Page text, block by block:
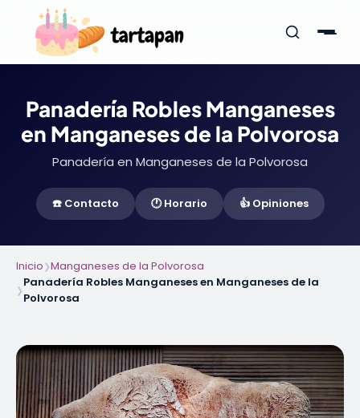
Panadería Robles Manganeses
en Manganeses de la Polvorosa
Panadería en Manganeses de la Polvorosa
☎️ Contacto 🕐 Horario 👍 Opiniones
Inicio❯Manganeses de la Polvorosa
❯
Panadería Robles Manganeses en Manganeses de la
Polvorosa